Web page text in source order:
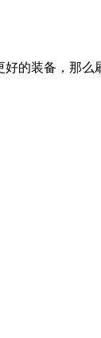
的装备，那么